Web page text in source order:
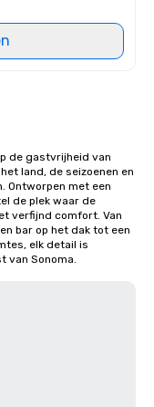
de gastvrijheid van
land, de seizoenen en
Ontworpen met een
de plek waar de
verfijnd comfort. Van
bar op het dak tot een
elk detail is
van Sonoma.